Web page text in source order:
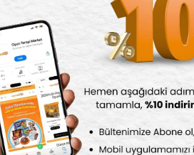
Ultra İnce ve Taşınabilir
Hafif yapısı sayesinde
yanınızda taşınabilir.
Kalem kaybolsa dahi,
edebilirsiniz.
Çevre Dostu
Binlerce kez tekrar
indirerek ağaçların